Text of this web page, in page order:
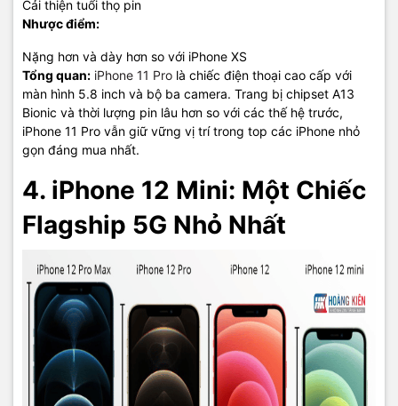
Cải thiện tuổi thọ pin
Nhược điểm:
Nặng hơn và dày hơn so với iPhone XS
Tổng quan: iPhone 11 Pro là chiếc điện thoại cao cấp với
màn hình 5.8 inch và bộ ba camera. Trang bị chipset A13
Bionic và thời lượng pin lâu hơn so với các thế hệ trước,
iPhone 11 Pro vẫn giữ vững vị trí trong top các iPhone nhỏ
gọn đáng mua nhất.
4. iPhone 12 Mini: Một Chiếc
Flagship 5G Nhỏ Nhất